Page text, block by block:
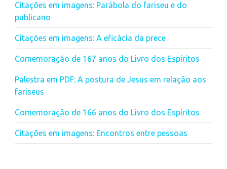
Citações em imagens: Parábola do fariseu e do
publicano
Citações em imagens: A eficácia da prece
Comemoração de 167 anos do Livro dos Espíritos
Palestra em PDF: A postura de Jesus em relação aos
fariseus
Comemoração de 166 anos do Livro dos Espíritos
Citações em imagens: Encontros entre pessoas